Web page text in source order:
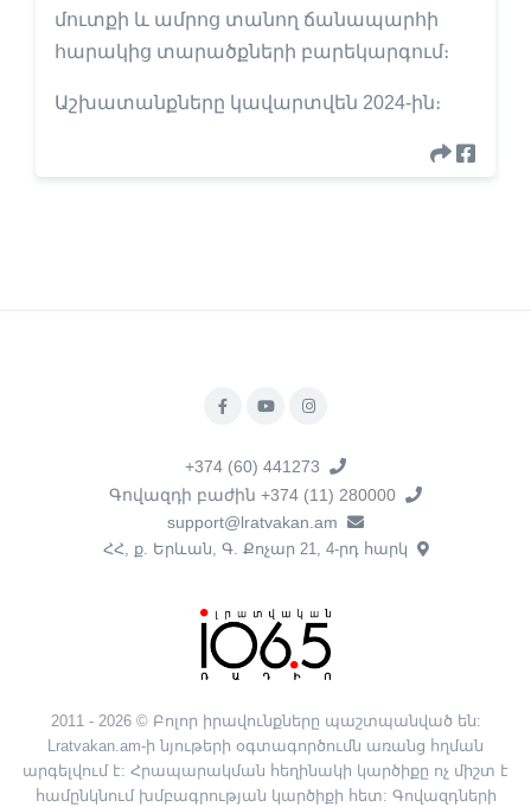
մուտքի և ամրոց տանող ճանապարհի
հարակից տարածքների բարեկարգում։
Աշխատանքները կավարտվեն 2024-ին։
+374 (60) 441273
Գովազդի բաժին +374 (11) 280000
support@lratvakan.am
ՀՀ, ք. Երևան, Գ. Քոչար 21, 4-րդ հարկ
2011 - 2026 © Բոլոր իրավունքները պաշտպանված են:
Lratvakan.am-ի նյութերի օգտագործումն առանց հղման
արգելվում է: Հրապարակման հեղինակի կարծիքը ոչ միշտ է
համընկնում խմբագրության կարծիքի հետ: Գովազդների